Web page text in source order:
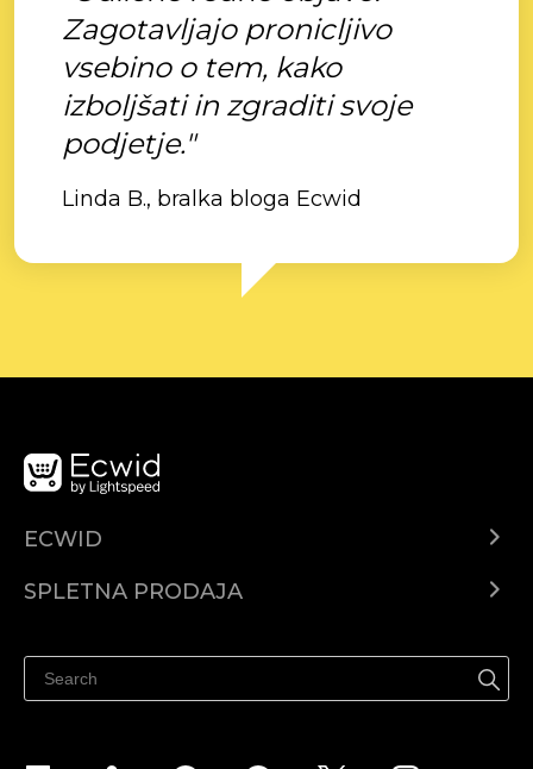
Zagotavljajo pronicljivo
vsebino o tem, kako
izboljšati in zgraditi svoje
podjetje."
Linda B., bralka bloga Ecwid
ECWID
SPLETNA PRODAJA
Prodaja na Instagramu